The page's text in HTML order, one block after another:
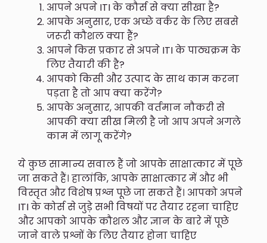
आपने अपने ITI के कौर्स से क्या सीखा है?
आपके अनुसार, एक अच्छे वर्कर के लिए सबसे
जरूरी कौशल क्या हैं?
आपने किस प्रकार से अपने ITI के पाठ्यक्रम के
लिए तैयारी की है?
आपको किसी और उत्पाद के साथ काम करना
पड़ता है तो आप क्या करेंगे?
आपके अनुसार, आपकी वर्तमान नौकरी से
आपकी क्या सीख मिली है जो आप अपने अगले
काम में लागू करेंगे?
ये कुछ सामान्य सवाल हैं जो आपके साक्षात्कार में पूछे
जा सकते हैं। हालांकि, आपके साक्षात्कार में और भी
विस्तृत और विशेष प्रश्न पूछे जा सकते हैं। आपको अपने
ITI के कोर्स से जुड़े सभी विषयों पर तैयार रहना चाहिए
और आपको आपके कौशल और ज्ञान के बारे में पूछे
जाने वाले प्रश्नों के लिए तैयार होना चाहिए